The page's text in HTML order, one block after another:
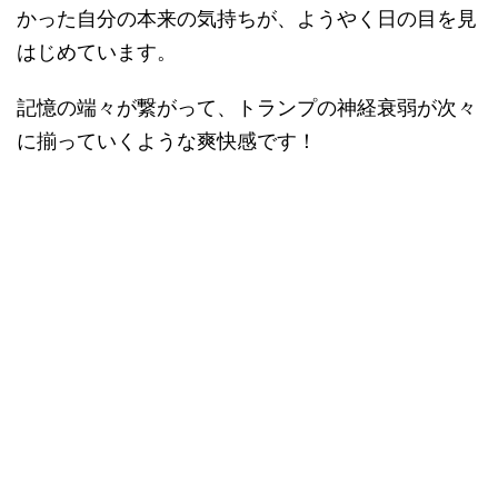
かった自分の本来の気持ちが、ようやく日の目を見
はじめています。
記憶の端々が繋がって、トランプの神経衰弱が次々
に揃っていくような爽快感です！